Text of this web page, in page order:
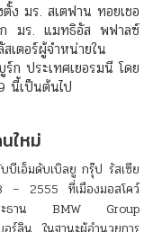
ง มร. สเตฟาน ทอยเชอ
ก มร. แมทธิอัส พฟาลซ์
เตอร์ผู้จำหน่ายใน
ก ประเทศเยอรมนี โดย
นี้เป็นต้นไป
ใหม่
บีเอ็มดับเบิลยู กรุ๊ป รัสเซีย
– 2555 ที่เมืองมอสโคว์
ประธาน BMW Group